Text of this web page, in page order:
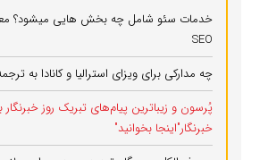
خدمات سئو شامل چه بخش هایی میشود؟
SEO
چه مدارکی برای ویزای استرالیا و کانادا به
پُرسون و زیباترین پیام‌های تبریک روز خبرنگار
خبرنگار"اینجا بخوانید"